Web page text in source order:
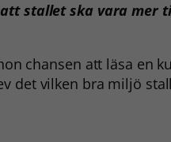
att stallet ska vara mer
chansen att läsa en
det vilken bra miljö